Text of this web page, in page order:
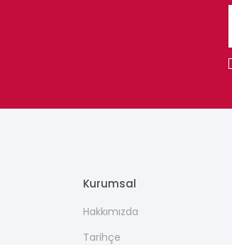
Kurumsal
Hakkımızda
Tarihçe